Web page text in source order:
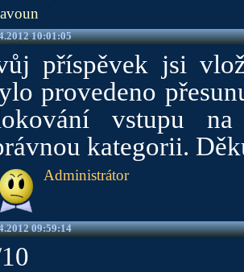
10:01:05
příspěvek jsi
provedeno
vstupu
kategorii.
Administrátor
09:59:14